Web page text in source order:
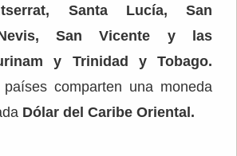
Santa Lucía, San
San Vicente y las
y Trinidad y Tobago.
comparten una moneda
Dólar del Caribe Oriental.